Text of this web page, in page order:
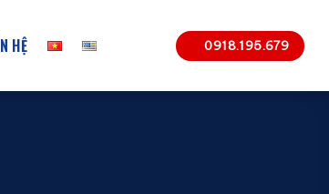
HỆ 0918.195.679